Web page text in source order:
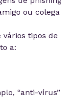
ou colega
vários tipos de
a:
“anti-vírus”